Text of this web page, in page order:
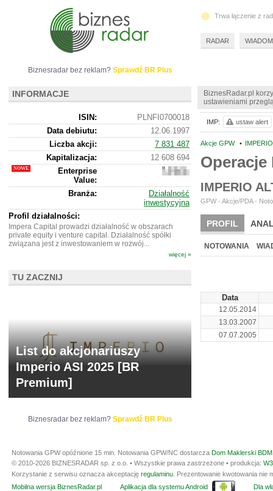
BiznesRadar.pl
ustawieniami
Akcje GPW •
Operacje
IMPERIO
GPW - Akcje/PDA -
PROFIL
BR LAB
NOTOWANIA
Data
12.05.2014
13.03.2007
07.07.2005
IMP: ustaw alert
Biznesradar bez reklam? Sprawdź BR Plus
INFORMACJE
ISIN:
PLNFI0700018
Data debiutu:
12.06.1997
Liczba akcji:
7 831 487
Kapitalizacja:
12 608 694
Enterprise
Value:
694
Branża:
Działalność
inwestycyjna
Profil działalności:
Impera Capital prowadzi działalność w obszarach
private equity i venture capital. Działalność spółki
związana jest z inwestowaniem w rozwój...
więcej »
TU ZACZNIJ
List do akcjonariuszy
Imperio ASI 2025 [BR
Premium]
Biznesradar bez reklam? Sprawdź BR Plus
Trwa łączenie z
RADAR
Notowania GPW opóźnione 15 min. Notowania GPW/NC dostarcza Dom Maklerski
© 2010-2026 BIZNESRADAR sp. z o.o. • Wszystkie prawa zastrzeżone • produkcja:
Korzystanie z serwisu oznacza akceptację regulaminu . Prezentowanie kwotowania
Mobilna wersja BiznesRadar.pl
Aplikacja dla systemu Android Dla